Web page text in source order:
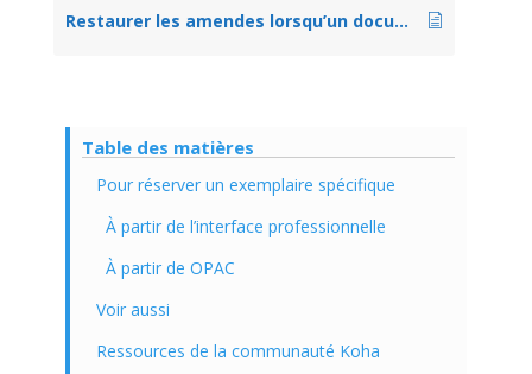
Restaurer les amendes lorsqu’un document perdu est retourné
Table des matières
Pour réserver un exemplaire spécifique
À partir de l’interface professionnelle
À partir de OPAC
Voir aussi
Ressources de la communauté Koha